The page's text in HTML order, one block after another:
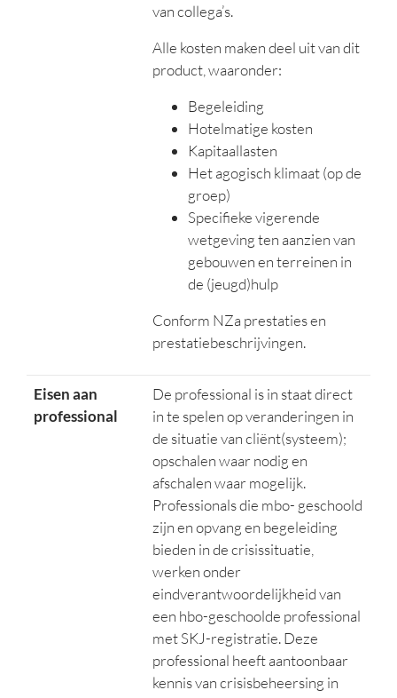
van collega’s.
Alle kosten maken deel uit van dit
product, waaronder:
Begeleiding
Hotelmatige kosten
Kapitaallasten
Het agogisch klimaat (op de
groep)
Specifieke vigerende
wetgeving ten aanzien van
gebouwen en terreinen in
de (jeugd)hulp
Conform NZa prestaties en
prestatiebeschrijvingen.
Eisen aan
professional
De professional is in staat direct
in te spelen op veranderingen in
de situatie van cliënt(systeem);
opschalen waar nodig en
afschalen waar mogelijk.
Professionals die mbo- geschoold
zijn en opvang en begeleiding
bieden in de crisissituatie,
werken onder
eindverantwoordelijkheid van
een hbo-geschoolde professional
met SKJ-registratie. Deze
professional heeft aantoonbaar
kennis van crisisbeheersing in